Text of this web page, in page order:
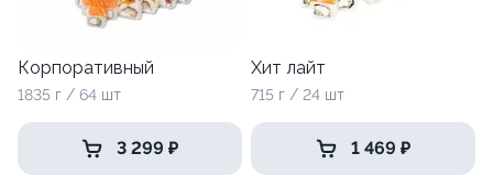
Корпоративный
1835 г / 64 шт
3 299 ₽
Хит лайт
715 г / 24 шт
1 469 ₽